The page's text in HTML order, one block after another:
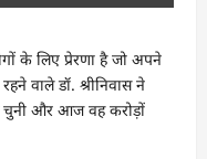
के लिए प्रेरणा है जो अपने
वाले डॉ. श्रीनिवास ने
चुनी और आज वह करोड़ों